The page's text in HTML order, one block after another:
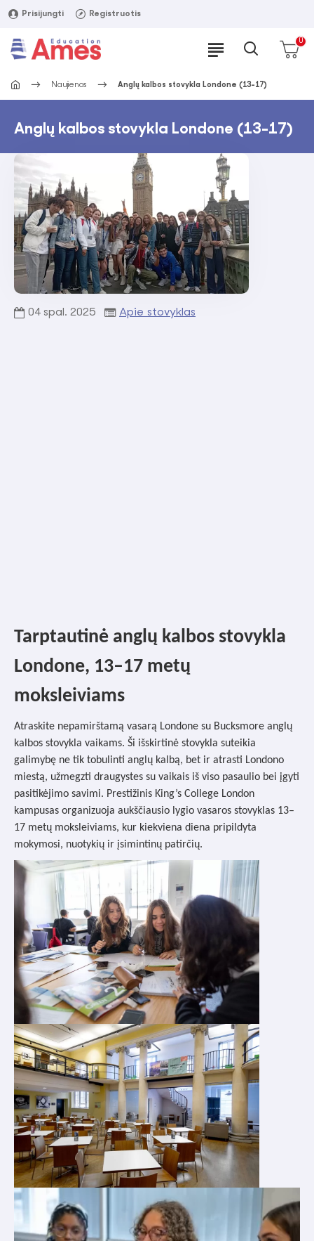
Prisijungti Registruotis
0
Naujienos Anglų kalbos stovykla Londone (13-17)
Anglų kalbos stovykla Londone (13-17)
04 spal. 2025 Apie stovyklas
Tarptautinė anglų kalbos stovykla
Londone, 13–17 metų
moksleiviams
Atraskite nepamirštamą vasarą Londone su Bucksmore anglų
kalbos stovykla vaikams. Ši išskirtinė stovykla suteikia
galimybę ne tik tobulinti anglų kalbą, bet ir atrasti Londono
miestą, užmegzti draugystes su vaikais iš viso pasaulio bei įgyti
pasitikėjimo savimi. Prestižinis King’s College London
kampusas organizuoja aukščiausio lygio vasaros stovyklas 13–
17 metų moksleiviams, kur kiekviena diena pripildyta
mokymosi, nuotykių ir įsimintinų patirčių.